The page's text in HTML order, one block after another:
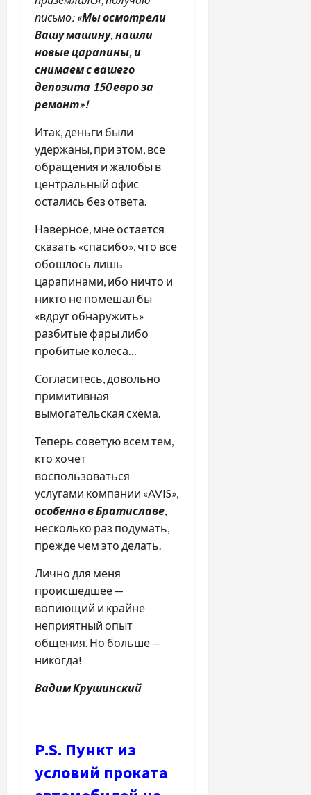
письмо:«Мы осмотрели
Вашу машину, нашли
новые царапины, и
снимаем с вашего
депозита 150 евро за
ремонт»!
Итак, деньги были
удержаны, при этом, все
обращения и жалобы в
центральный офис
остались без ответа.
Наверное, мне остается
сказать «спасибо», что все
обошлось лишь
царапинами, ибо ничто и
никто не помешал бы
«вдруг обнаружить»
разбитые фары либо
пробитые колеса…
Согласитесь, довольно
примитивная
вымогательская схема.
Теперь советую всем тем,
кто хочет
воспользоваться
услугами компании «AVIS»,
особенно в Братиславе,
несколько раз подумать,
прежде чем это делать.
Лично для меня
происшедшее —
вопиющий и крайне
неприятный опыт
общения. Но больше —
никогда!
Вадим Крушинский
Р.S. Пункт из
условий проката